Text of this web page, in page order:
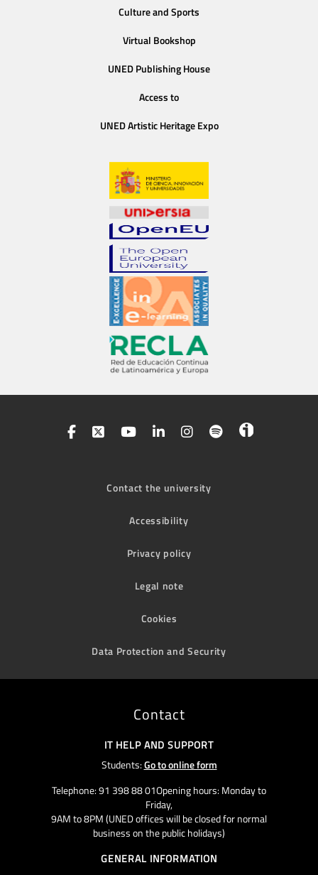
Culture and Sports
Virtual Bookshop
UNED Publishing House
Access to
UNED Artistic Heritage Expo
Contact the university
Accessibility
Privacy policy
Legal note
Cookies
Data Protection and Security
Contact
IT HELP AND SUPPORT
Students:Go to online form
Telephone: 91 398 88 01Opening hours: Monday to
Friday,
9AM to 8PM (UNED offices will be closed for normal
business on the public holidays)
GENERAL INFORMATION